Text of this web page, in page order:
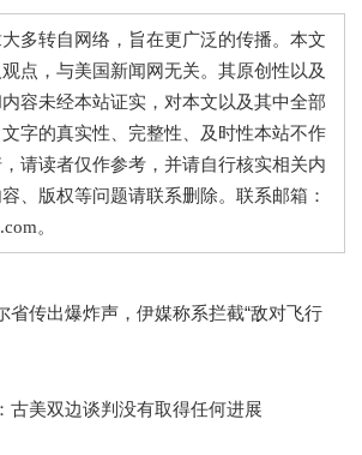
转自网络，旨在更广泛的传播。本文
点，与美国新闻网无关。其原创性以及
容未经本站证实，对本文以及其中全部
字的真实性、完整性、及时性本站不作
请读者仅作参考，并请自行核实相关内
、版权等问题请联系删除。联系邮箱：
。
省传出爆炸声，伊媒称系拦截“敌对飞行
古美双边谈判没有取得任何进展